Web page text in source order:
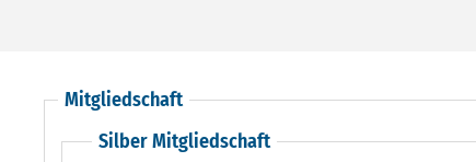
Mitgliedschaft
Silber Mitgliedschaft